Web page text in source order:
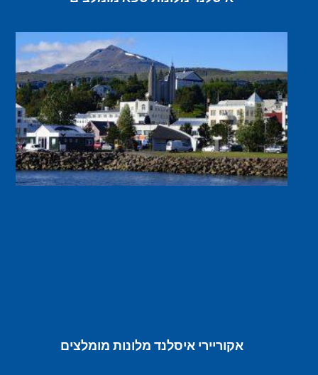
אקוריירי איסלנד מלונות מומלצים